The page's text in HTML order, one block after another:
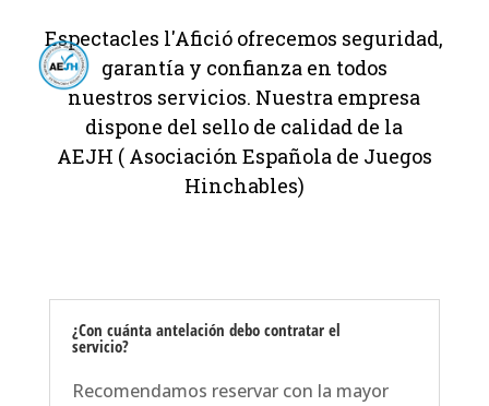
Espectacles l'Afició ofrecemos seguridad,
garantía y confianza en todos
nuestros servicios. Nuestra empresa
dispone del sello de calidad de la
AEJH ( Asociación Española de Juegos
Hinchables)
¿Con cuánta antelación debo contratar el
servicio?
Recomendamos reservar con la mayor